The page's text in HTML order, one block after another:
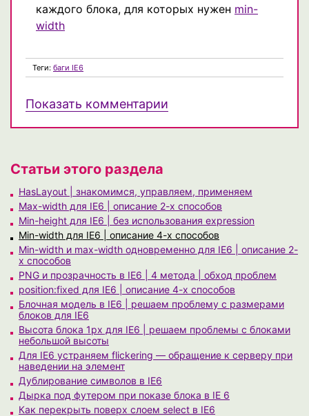
каждого блока, для которых нужен min-
width
Теги: баги IE6
Показать комментарии
Статьи этого раздела
HasLayout | знакомимся, управляем, применяем
Max-width для IE6 | описание 2-х способов
Min-height для IE6 | без использования expression
Min-width для IE6 | описание 4-х способов
Min-width и max-width одновременно для IE6 | описание 2-
х способов
PNG и прозрачность в IE6 | 4 метода | обход проблем
position:fixed для IE6 | описание 4-х способов
Блочная модель в IE6 | решаем проблему с размерами
блоков для IE6
Высота блока 1px для IE6 | решаем проблемы с блоками
небольшой высоты
Для IE6 устраняем flickering — обращение к серверу при
наведении на элемент
Дублирование символов в IE6
Дырка под футером при показе блока в IE 6
Как перекрыть поверх слоем select в IE6